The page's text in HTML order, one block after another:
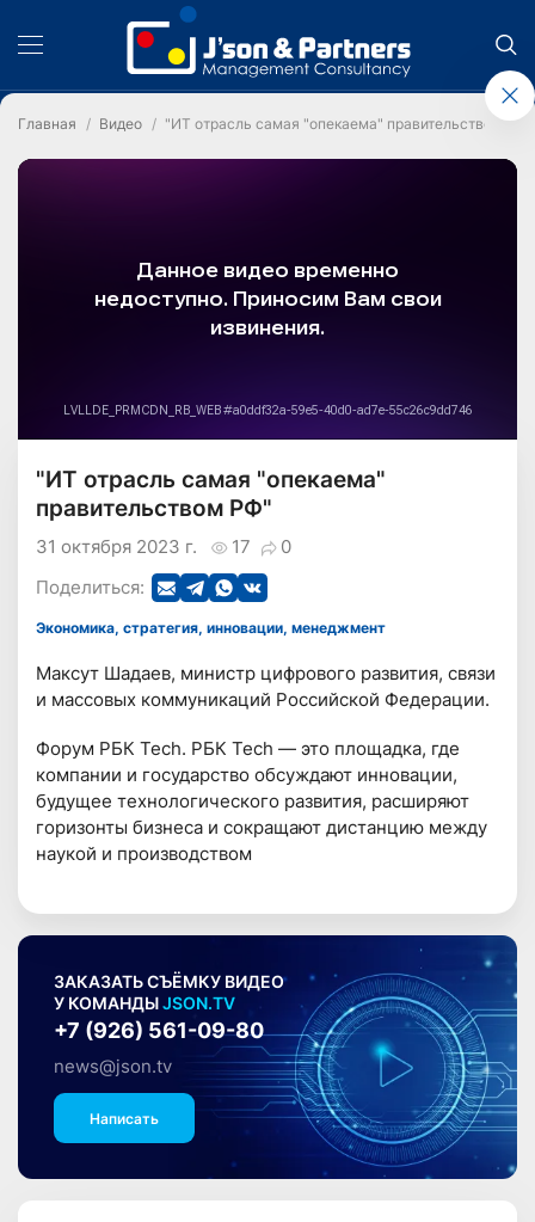
Главная Видео "ИТ отрасль самая "опекаема" правительством РФ"
"ИТ отрасль самая "опекаема"
правительством РФ"
17 0
31 октября 2023 г.
Поделиться:
Экономика, стратегия, инновации, менеджмент
Максут Шадаев, министр цифрового развития, связи
и массовых коммуникаций Российской Федерации.
Форум РБК Tech. РБК Tech — это площадка, где
компании и государство обсуждают инновации,
будущее технологического развития, расширяют
горизонты бизнеса и сокращают дистанцию между
наукой и производством
ЗАКАЗАТЬ СЪЁМКУ ВИДЕО
У КОМАНДЫJSON.TV
+7 (926) 561-09-80
news@json.tv
Написать